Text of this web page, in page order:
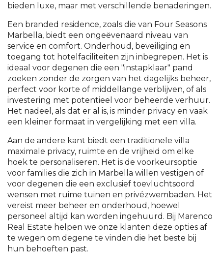
bieden luxe, maar met verschillende benaderingen.
Een branded residence, zoals die van Four Seasons
Marbella, biedt een ongeëvenaard niveau van
service en comfort. Onderhoud, beveiliging en
toegang tot hotelfaciliteiten zijn inbegrepen. Het is
ideaal voor degenen die een "instapklaar" pand
zoeken zonder de zorgen van het dagelijks beheer,
perfect voor korte of middellange verblijven, of als
investering met potentieel voor beheerde verhuur.
Het nadeel, als dat er al is, is minder privacy en vaak
een kleiner formaat in vergelijking met een villa.
Aan de andere kant biedt een traditionele villa
maximale privacy, ruimte en de vrijheid om elke
hoek te personaliseren. Het is de voorkeursoptie
voor families die zich in Marbella willen vestigen of
voor degenen die een exclusief toevluchtsoord
wensen met ruime tuinen en privézwembaden. Het
vereist meer beheer en onderhoud, hoewel
personeel altijd kan worden ingehuurd. Bij Marenco
Real Estate helpen we onze klanten deze opties af
te wegen om degene te vinden die het beste bij
hun behoeften past.